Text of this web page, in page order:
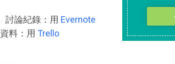
討論紀錄：用 Evernote
料：用 Trello